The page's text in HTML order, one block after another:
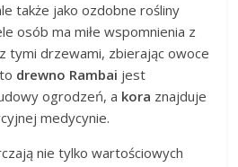
także jako ozdobne rośliny
osób ma miłe wspomnienia z
tymi drzewami, zbierając owoce
drewno Rambai jest
ogrodzeń, a kora znajduje
medycynie.
nie tylko wartościowych